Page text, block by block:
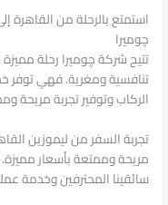
استمتع بالرحلة من القاهرة
چوميرا
تتيح شركة چوميرا رحلة
تنافسية ومغرية. فهي توفر
الركاب وتوفير تجربة مريحة
تجربة السفر من ليموزين
مريحة وممتعة بأسعار
سائقينا المحترفين وخدمة